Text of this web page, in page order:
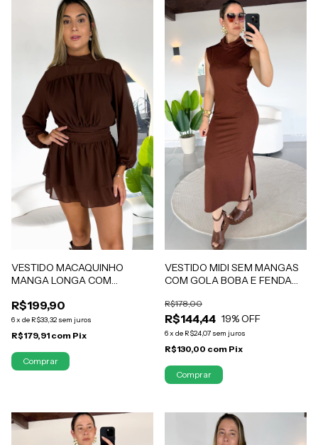
VESTIDO MACAQUINHO
MANGA LONGA COM
R$199,90
6x de R$33,32 sem juros
R$179,91 com Pix
VESTIDO MIDI SEM MANGAS
COM GOLA BOBA E FENDA
ELASTANO MARROM LAÍS
R$144,44
R$178,00
19% OFF
6x de R$24,07 sem juros
R$130,00 com Pix